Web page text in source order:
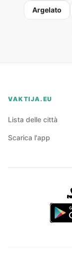
Argelato
VAKTIJA.EU
Lista delle città
Scarica l'app